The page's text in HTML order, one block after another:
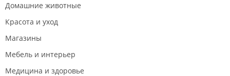
Домашние животные
Красота и уход
Магазины
Мебель и интерьер
Медицина и здоровье